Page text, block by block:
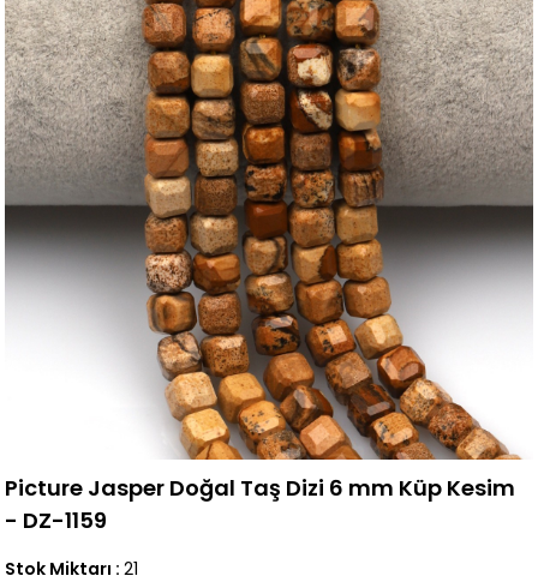
Picture Jasper Doğal Taş Dizi 6 mm Küp Kesim
- DZ-1159
Stok Miktarı : 21